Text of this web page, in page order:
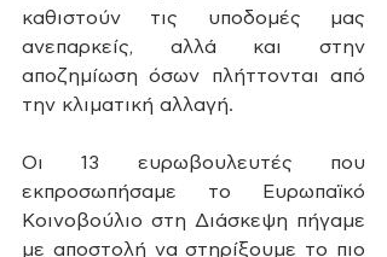
καθιστούν τις υποδομές μας
ανεπαρκείς, αλλά και στην
αποζημίωση όσων πλήττονται από
την κλιματική αλλαγή.
Οι 13 ευρωβουλευτές που
εκπροσωπήσαμε το Ευρωπαϊκό
Κοινοβούλιο στη Διάσκεψη πήγαμε
με αποστολή να στηρίξουμε το πιο